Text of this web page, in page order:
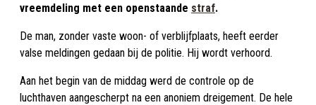
vreemdeling met een openstaande straf.
De man, zonder vaste woon- of verblijfplaats, heeft eerder
valse meldingen gedaan bij de politie. Hij wordt verhoord.
Aan het begin van de middag werd de controle op de
luchthaven aangescherpt na een anoniem dreigement. De hele